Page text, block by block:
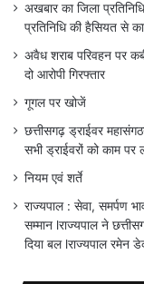
अखबार का जिला
प्रतिनिधि की हैसियत से
अवैध शराब परिवहन पर
दो आरोपी गिरफ्तार
गूगल पर खोजें
छत्तीसगढ़ ड्राईवर
सभी ड्राईवरों को काम
नियम एवं शर्ते
राज्यपाल : सेवा, समर्पण
सम्मान lराज्यपाल ने
दिया बल lराज्यपाल रमेन